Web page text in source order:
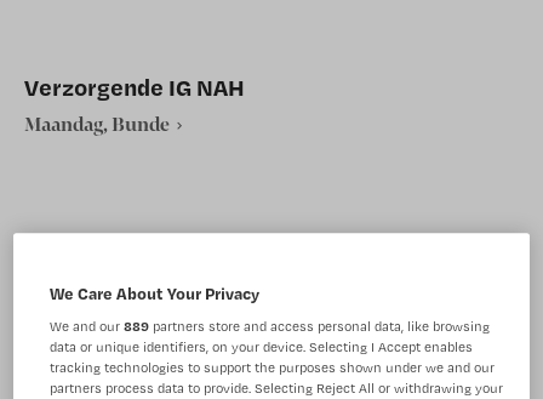
Verzorgende IG NAH
Maandag, Bunde
Verpleegkunde
BRANCHE
Instelling/tehuis
AANSTELLING
Niet nader bepaald
We Care About Your Privacy
We and our889 partners store and access personal data, like browsing
data or unique identifiers, on your device. Selecting I Accept enables
tracking technologies to support the purposes shown under we and our
partners process data to provide. Selecting Reject All or withdrawing your